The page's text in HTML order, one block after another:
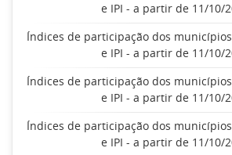
e IPI - a partir de 11/10/
Índices de participação dos municípios
e IPI - a partir de 11/10/
Índices de participação dos municípios
e IPI - a partir de 11/10/
Índices de participação dos municípios
e IPI - a partir de 11/10/